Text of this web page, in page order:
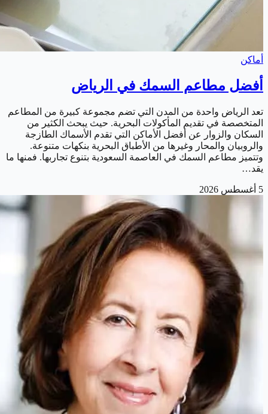
أماكن
أفضل مطاعم السمك في الرياض
تعد الرياض واحدة من المدن التي تضم مجموعة كبيرة من المطاعم
المتخصصة في تقديم المأكولات البحرية. حيث يبحث الكثير من
السكان والزوار عن أفضل الأماكن التي تقدم الأسماك الطازجة
والروبيان والمحار وغيرها من الأطباق البحرية بنكهات متنوعة.
وتتميز مطاعم السمك في العاصمة السعودية بتنوع تجاربها. فمنها ما
يقد…
5 أغسطس 2026